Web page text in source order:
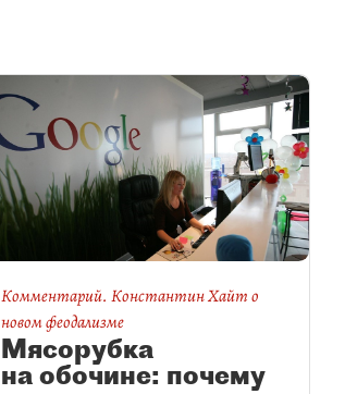
Комментарий. Константин Хайт о
новом феодализме
Мясорубка
на обочине: почему